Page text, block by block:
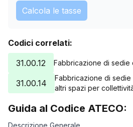
Calcola le tasse
Codici correlati:
31.00.12
Fabbricazione di
31.00.14
Fabbricazione di
altri spazi per
Guida al Codice ATECO:
Descrizione Generale